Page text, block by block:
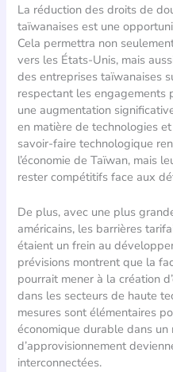
La réduction des droits de
taïwanaises est une
Cela permettra non
vers les États-Unis, mais
des entreprises taïwanaises
respectant les engagements
une augmentation
en matière de technologies
savoir-faire technologique
l’économie de Taïwan, mais
rester compétitifs face aux
De plus, avec une plus
américains, les barrières
étaient un frein au
prévisions montrent que la
pourrait mener à la création
dans les secteurs de haute
mesures sont élémentaires
économique durable dans un
d’approvisionnement
interconnectées.